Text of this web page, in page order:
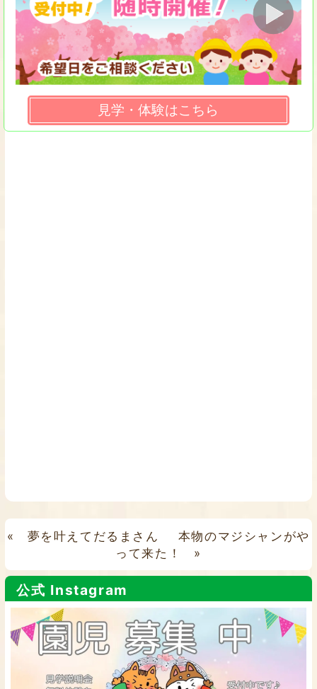
見学・体験はこちら
« 夢を叶えてだるまさん
本物のマジシャンがや
って来た！
»
公式 Instagram